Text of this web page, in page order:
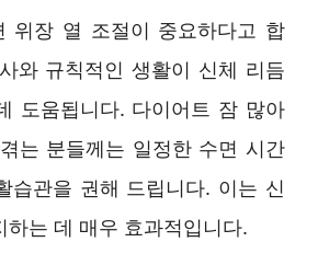
위장 열 조절이 중요하다고 합
와 규칙적인 생활이 신체 리듬
도움됩니다. 다이어트 잠 많아
는 분들께는 일정한 수면 시간
습관을 권해 드립니다. 이는 신
하는 데 매우 효과적입니다.